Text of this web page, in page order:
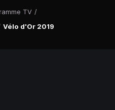
TV /
Vélo d'Or 2019